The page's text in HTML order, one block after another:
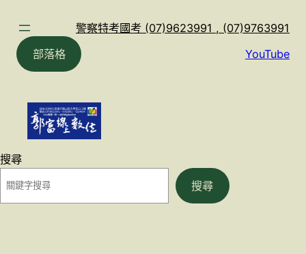
警察特考國考 (07)9623991 , (07)9763991
部落格
YouTube
搜尋
搜尋